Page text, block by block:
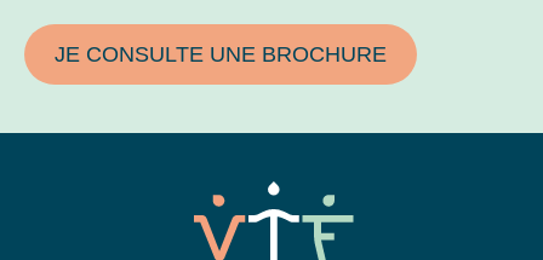
JE CONSULTE UNE BROCHURE